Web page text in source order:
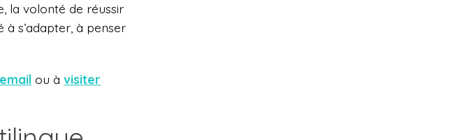
la volonté de réussir
s’adapter, à penser
ou à visiter